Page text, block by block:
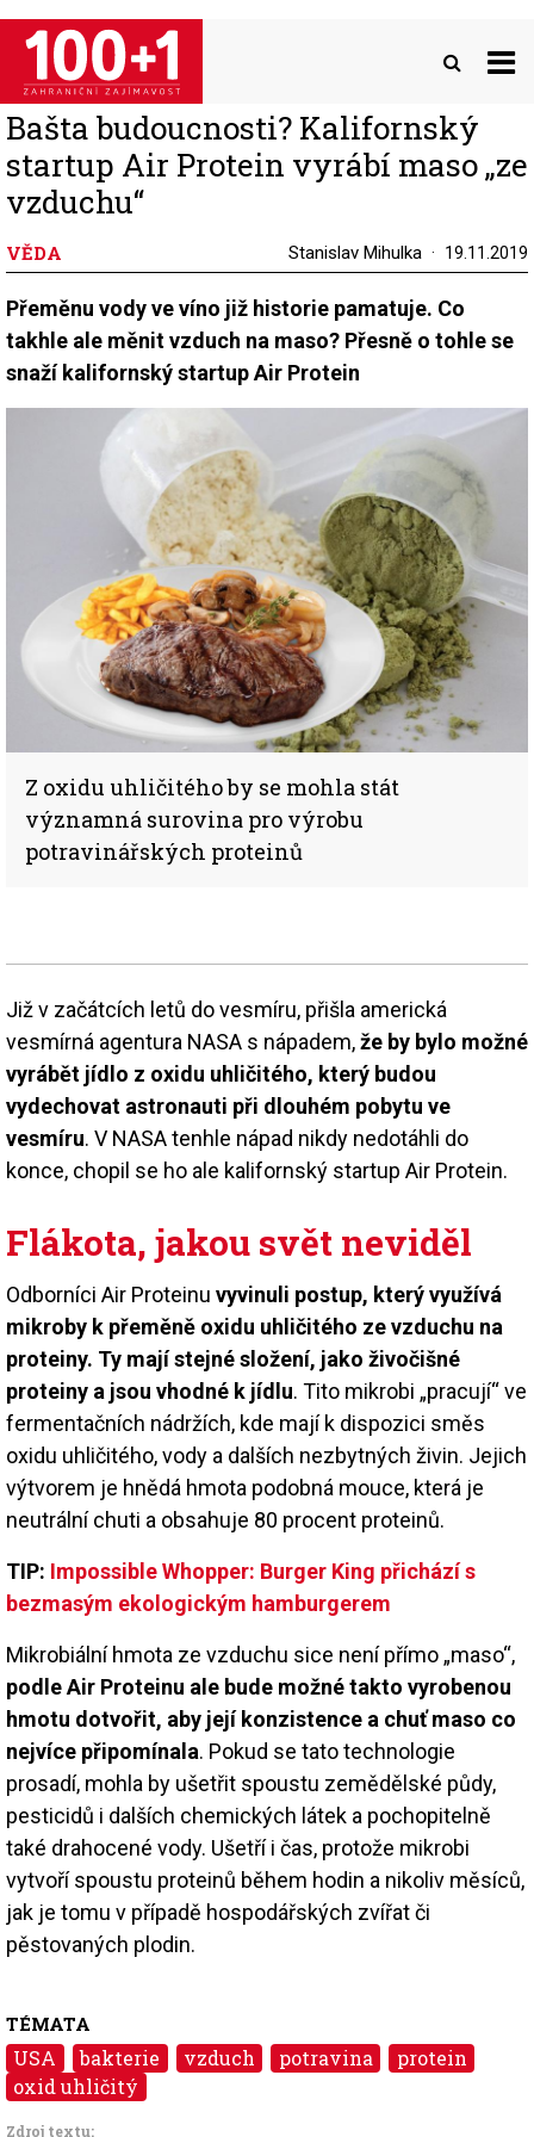
Přejít
hlavnímu
obsahu
Bašta budoucnosti? Kalifornský
startup Air Protein vyrábí maso „ze
vzduchu“
VĚDA Stanislav Mihulka 19.11.2019
Přeměnu vody ve víno již historie pamatuje. Co
takhle ale měnit vzduch na maso? Přesně o tohle se
snaží kalifornský startup Air Protein
Z oxidu uhličitého by se mohla stát
významná surovina pro výrobu
potravinářských proteinů
Již v začátcích letů do vesmíru, přišla americká
vesmírná agentura NASA s nápadem,že by bylo možné
vyrábět jídlo z oxidu uhličitého, který budou
vydechovat astronauti při dlouhém pobytu ve
vesmíru. V NASA tenhle nápad nikdy nedotáhli do
konce, chopil se ho ale kalifornský startup Air Protein.
Flákota, jakou svět neviděl
Odborníci Air Proteinu vyvinuli postup, který využívá
mikroby k přeměně oxidu uhličitého ze vzduchu na
proteiny. Ty mají stejné složení, jako živočišné
proteiny a jsou vhodné k jídlu. Tito mikrobi „pracují“ ve
fermentačních nádržích, kde mají k dispozici směs
oxidu uhličitého, vody a dalších nezbytných živin. Jejich
výtvorem je hnědá hmota podobná mouce, která je
neutrální chuti a obsahuje 80 procent proteinů.
TIP: Impossible Whopper: Burger King přichází s
bezmasým ekologickým hamburgerem
Mikrobiální hmota ze vzduchu sice není přímo „maso“,
podle Air Proteinu ale bude možné takto vyrobenou
hmotu dotvořit, aby její konzistence a chuť maso co
nejvíce připomínala. Pokud se tato technologie
prosadí, mohla by ušetřit spoustu zemědělské půdy,
pesticidů i dalších chemických látek a pochopitelně
také drahocené vody. Ušetří i čas, protože mikrobi
vytvoří spoustu proteinů během hodin a nikoliv měsíců,
jak je tomu v případě hospodářských zvířat či
pěstovaných plodin.
TÉMATA
USA bakterie vzduch potravina
protein
oxid uhličitý
Zdroj textu: